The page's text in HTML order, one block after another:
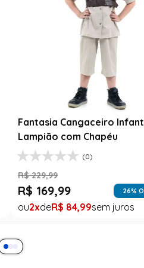
Saia Infantil Festa Junina
Xadrez Preto com Girassol
R$ 129,99
R$ 78,90
R$ 78